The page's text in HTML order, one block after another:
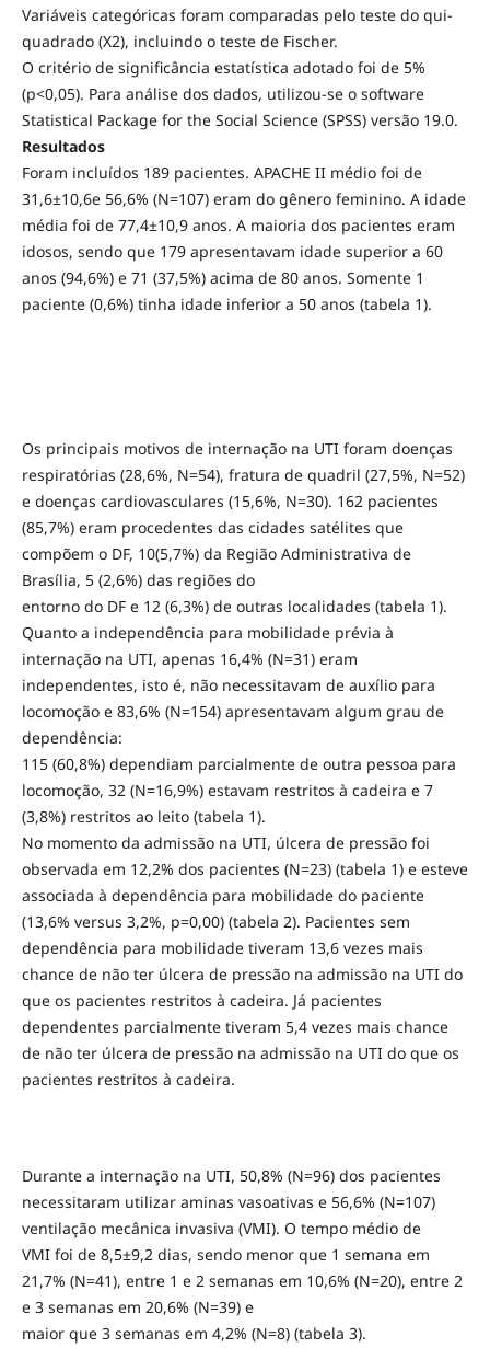
Variáveis categóricas foram comparadas pelo teste do qui-
quadrado (X2), incluindo o teste de Fischer.
O critério de significância estatística adotado foi de 5%
(p<0,05). Para análise dos dados, utilizou-se o software
Statistical Package for the Social Science (SPSS) versão 19.0.
Resultados
Foram incluídos 189 pacientes. APACHE II médio foi de
31,6±10,6e 56,6% (N=107) eram do gênero feminino. A idade
média foi de 77,4±10,9 anos. A maioria dos pacientes eram
idosos, sendo que 179 apresentavam idade superior a 60
anos (94,6%) e 71 (37,5%) acima de 80 anos. Somente 1
paciente (0,6%) tinha idade inferior a 50 anos (tabela 1).
Os principais motivos de internação na UTI foram doenças
respiratórias (28,6%, N=54), fratura de quadril (27,5%, N=52)
e doenças cardiovasculares (15,6%, N=30). 162 pacientes
(85,7%) eram procedentes das cidades satélites que
compõem o DF, 10(5,7%) da Região Administrativa de
Brasília, 5 (2,6%) das regiões do
entorno do DF e 12 (6,3%) de outras localidades (tabela 1).
Quanto a independência para mobilidade prévia à
internação na UTI, apenas 16,4% (N=31) eram
independentes, isto é, não necessitavam de auxílio para
locomoção e 83,6% (N=154) apresentavam algum grau de
dependência:
115 (60,8%) dependiam parcialmente de outra pessoa para
locomoção, 32 (N=16,9%) estavam restritos à cadeira e 7
(3,8%) restritos ao leito (tabela 1).
No momento da admissão na UTI, úlcera de pressão foi
observada em 12,2% dos pacientes (N=23) (tabela 1) e esteve
associada à dependência para mobilidade do paciente
(13,6% versus 3,2%, p=0,00) (tabela 2). Pacientes sem
dependência para mobilidade tiveram 13,6 vezes mais
chance de não ter úlcera de pressão na admissão na UTI do
que os pacientes restritos à cadeira. Já pacientes
dependentes parcialmente tiveram 5,4 vezes mais chance
de não ter úlcera de pressão na admissão na UTI do que os
pacientes restritos à cadeira.
Durante a internação na UTI, 50,8% (N=96) dos pacientes
necessitaram utilizar aminas vasoativas e 56,6% (N=107)
ventilação mecânica invasiva (VMI). O tempo médio de
VMI foi de 8,5±9,2 dias, sendo menor que 1 semana em
21,7% (N=41), entre 1 e 2 semanas em 10,6% (N=20), entre 2
e 3 semanas em 20,6% (N=39) e
maior que 3 semanas em 4,2% (N=8) (tabela 3).